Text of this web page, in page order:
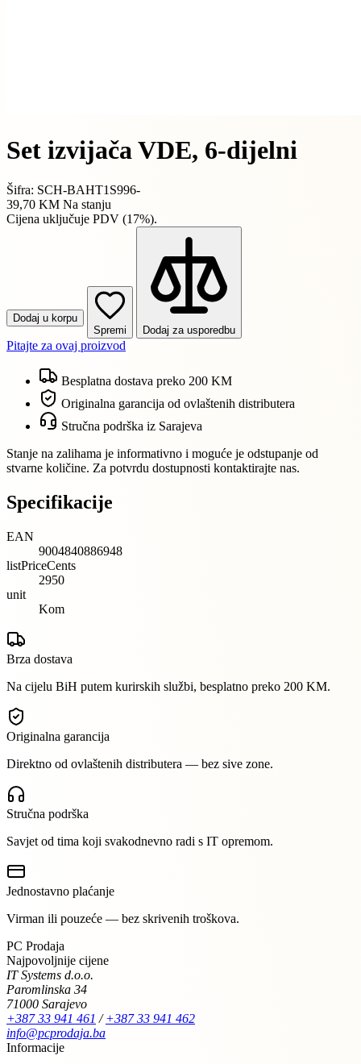
Set izvijača VDE, 6-dijelni
Šifra: SCH-BAHT1S996-
39,70 KM Na stanju
Cijena uključuje PDV (17%).
Dodaj u korpu
Spremi
Dodaj za usporedbu
Pitajte za ovaj proizvod
Besplatna dostava preko 200 KM
Originalna garancija od ovlaštenih distributera
Stručna podrška iz Sarajeva
Stanje na zalihama je informativno i moguće je odstupanje od
stvarne količine. Za potvrdu dostupnosti kontaktirajte nas.
Specifikacije
EAN
9004840886948
listPriceCents
2950
unit
Kom
Brza dostava
Na cijelu BiH putem kurirskih službi, besplatno preko 200 KM.
Originalna garancija
Direktno od ovlaštenih distributera — bez sive zone.
Stručna podrška
Savjet od tima koji svakodnevno radi s IT opremom.
Jednostavno plaćanje
Virman ili pouzeće — bez skrivenih troškova.
PC Prodaja
Najpovoljnije cijene
IT Systems d.o.o.
Paromlinska 34
71000 Sarajevo
+387 33 941 461 /+387 33 941 462
info@pcprodaja.ba
Informacije